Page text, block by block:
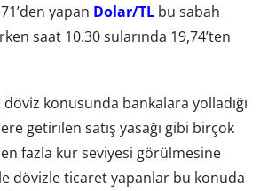
yapan Dolar/TL bu sabah
saat 10.30 sularında 19,74’ten
döviz konusunda bankalara yolladığı
getirilen satış yasağı gibi birçok
fazla kur seviyesi görülmesine
dövizle ticaret yapanlar bu konuda